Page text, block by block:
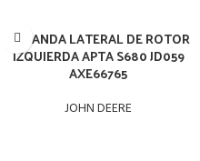
BARANDA LATERAL DE ROTOR
IZQUIERDA APTA S680 JD059
AXE66765
JOHN DEERE